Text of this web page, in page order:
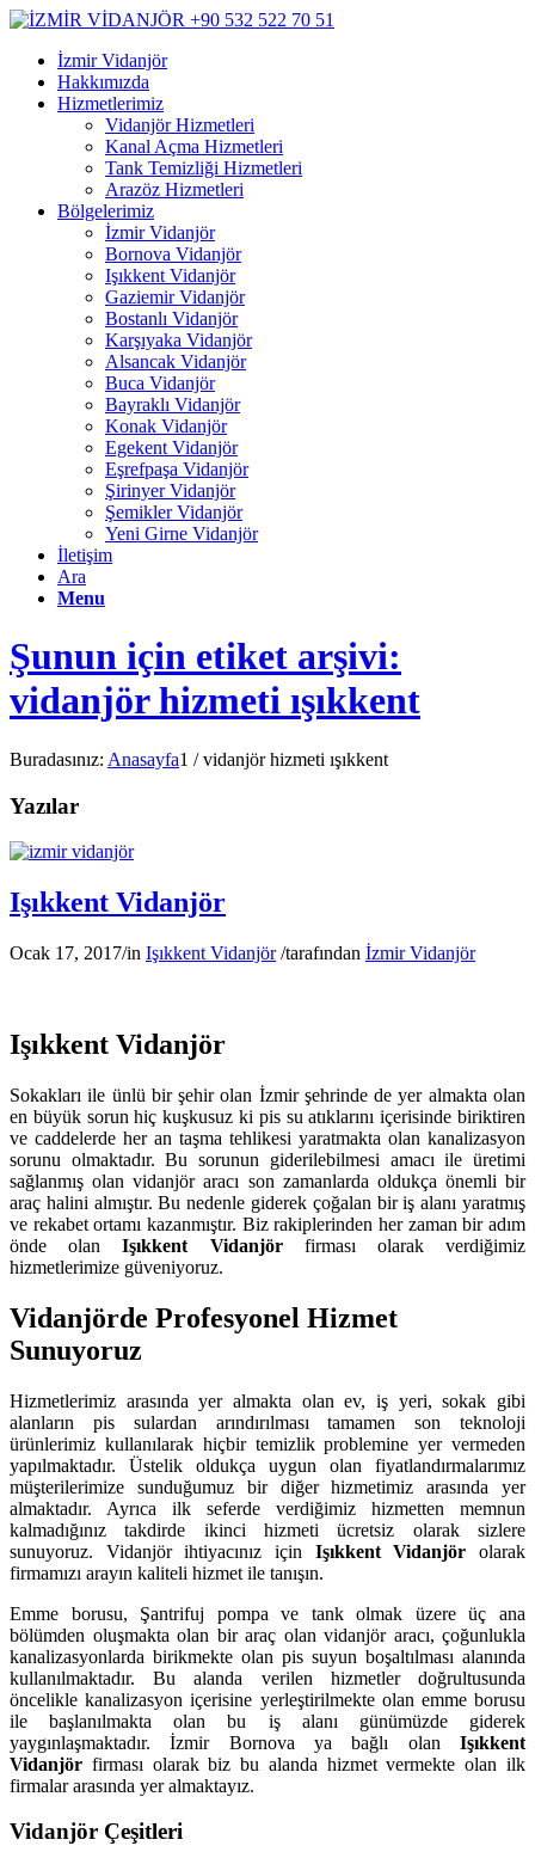
İzmir Vidanjör
Hakkımızda
Hizmetlerimiz
Vidanjör Hizmetleri
Kanal Açma Hizmetleri
Tank Temizliği Hizmetleri
Arazöz Hizmetleri
Bölgelerimiz
İzmir Vidanjör
Bornova Vidanjör
Işıkkent Vidanjör
Gaziemir Vidanjör
Bostanlı Vidanjör
Karşıyaka Vidanjör
Alsancak Vidanjör
Buca Vidanjör
Bayraklı Vidanjör
Konak Vidanjör
Egekent Vidanjör
Eşrefpaşa Vidanjör
Şirinyer Vidanjör
Şemikler Vidanjör
Yeni Girne Vidanjör
İletişim
Ara
Menu
Şunun için etiket arşivi:
vidanjör hizmeti ışıkkent
Buradasınız: Anasayfa1 / vidanjör hizmeti ışıkkent
Yazılar
Işıkkent Vidanjör
Ocak 17, 2017/in Işıkkent Vidanjör /tarafından İzmir Vidanjör
Işıkkent Vidanjör
Sokakları ile ünlü bir şehir olan İzmir şehrinde de yer almakta olan
en büyük sorun hiç kuşkusuz ki pis su atıklarını içerisinde biriktiren
ve caddelerde her an taşma tehlikesi yaratmakta olan kanalizasyon
sorunu olmaktadır. Bu sorunun giderilebilmesi amacı ile üretimi
sağlanmış olan vidanjör aracı son zamanlarda oldukça önemli bir
araç halini almıştır. Bu nedenle giderek çoğalan bir iş alanı yaratmış
ve rekabet ortamı kazanmıştır. Biz rakiplerinden her zaman bir adım
önde olanIşıkkent Vidanjörfirması olarak verdiğimiz
hizmetlerimize güveniyoruz.
Vidanjörde Profesyonel Hizmet
Sunuyoruz
Hizmetlerimiz arasında yer almakta olan ev, iş yeri, sokak gibi
alanların pis sulardan arındırılması tamamen son teknoloji
ürünlerimiz kullanılarak hiçbir temizlik problemine yer vermeden
yapılmaktadır. Üstelik oldukça uygun olan fiyatlandırmalarımız
müşterilerimize sunduğumuz bir diğer hizmetimiz arasında yer
almaktadır. Ayrıca ilk seferde verdiğimiz hizmetten memnun
kalmadığınız takdirde ikinci hizmeti ücretsiz olarak sizlere
sunuyoruz. Vidanjör ihtiyacınız için Işıkkent Vidanjör olarak
firmamızı arayın kaliteli hizmet ile tanışın.
Emme borusu, Şantrifuj pompa ve tank olmak üzere üç ana
bölümden oluşmakta olan bir araç olan vidanjör aracı, çoğunlukla
kanalizasyonlarda birikmekte olan pis suyun boşaltılması alanında
kullanılmaktadır. Bu alanda verilen hizmetler doğrultusunda
öncelikle kanalizasyon içerisine yerleştirilmekte olan emme borusu
ile başlanılmakta olan bu iş alanı günümüzde giderek
yaygınlaşmaktadır. İzmir Bornova ya bağlı olan Işıkkent
Vidanjör firması olarak biz bu alanda hizmet vermekte olan ilk
firmalar arasında yer almaktayız.
Vidanjör Çeşitleri